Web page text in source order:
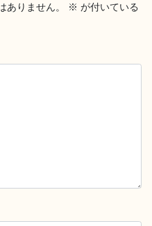
ありません。 ※ が付いている